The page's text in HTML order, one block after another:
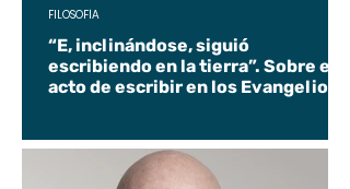
“E, inclinándose, siguió
escribiendo en la tierra”. Sobre el
acto de escribir en los Evangelios.
FILOSOFÍA